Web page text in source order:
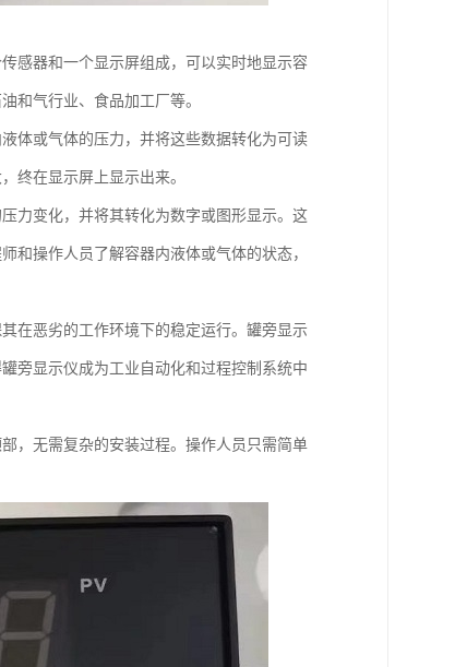
感器和一个显示屏组成，可以实时地显示容
和气行业、食品加工厂等。
体或气体的压力，并将这些数据转化为可读
终在显示屏上显示出来。
力变化，并将其转化为数字或图形显示。这
和操作人员了解容器内液体或气体的状态，
在恶劣的工作环境下的稳定运行。罐旁显示
旁显示仪成为工业自动化和过程控制系统中
，无需复杂的安装过程。操作人员只需简单